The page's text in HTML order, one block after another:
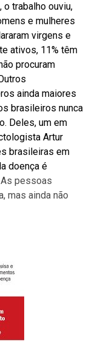
o trabalho ouviu,
e mulheres
virgens e
ativos, 11% têm
procuram
ainda maiores
brasileiros nunca
Deles, um em
Artur
brasileiras em
doença é
As pessoas
mas ainda não